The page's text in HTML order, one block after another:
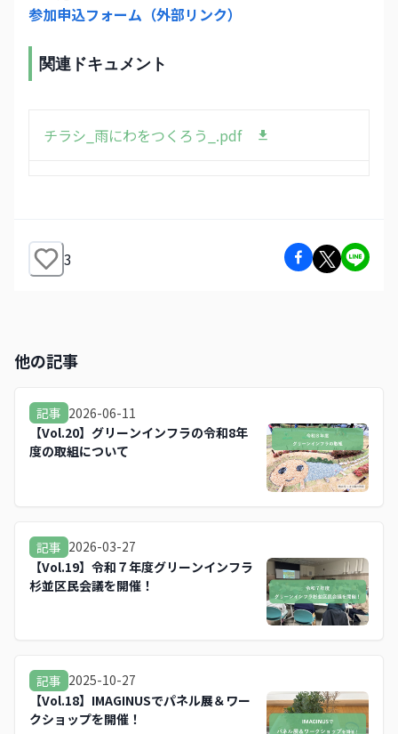
参加申込フォーム（外部リンク）
関連ドキュメント
チラシ_雨にわをつくろう_.pdf
3
他の記事
記事 2026-06-11
【Vol.20】グリーンインフラの令和8年
度の取組について
記事 2026-03-27
【Vol.19】令和７年度グリーンインフラ
杉並区民会議を開催！
記事 2025-10-27
【Vol.18】IMAGINUSでパネル展＆ワー
クショップを開催！